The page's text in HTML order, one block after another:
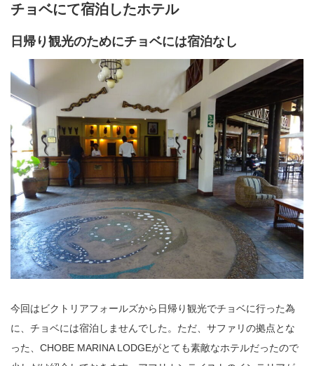
チョベにて宿泊したホテル
日帰り観光のためにチョベには宿泊なし
今回はビクトリアフォールズから日帰り観光でチョベに行った為
に、チョベには宿泊しませんでした。ただ、サファリの拠点とな
った、CHOBE MARINA LODGEがとても素敵なホテルだったので